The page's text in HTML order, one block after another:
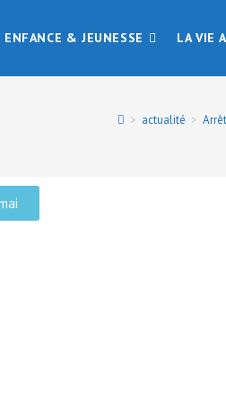
ENFANCE & JEUNESSE LA VIE
> actualité >